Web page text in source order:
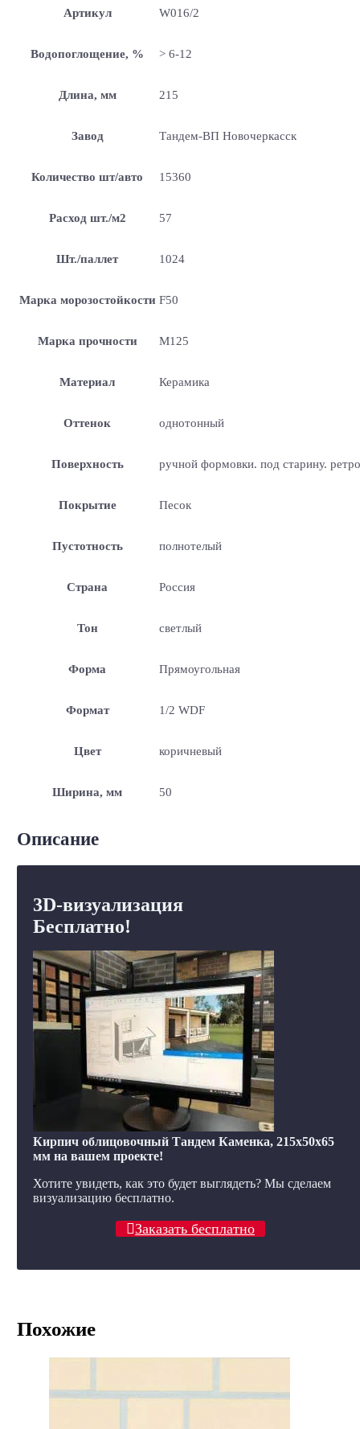
Артикул W016/2
Водопоглощение, % > 6-12
Длина, мм 215
Завод Тандем-ВП Новочеркасск
Количество шт/авто 15360
Расход шт./м2 57
Шт./паллет 1024
Марка морозостойкости F50
Марка прочности М125
Материал Керамика
Оттенок однотонный
Поверхность ручной формовки. под старину. ретро
Покрытие Песок
Пустотность полнотелый
Страна Россия
Тон светлый
Форма Прямоугольная
Формат 1/2 WDF
Цвет коричневый
Ширина, мм 50
Описание
3D-визуализация
Бесплатно!
Кирпич облицовочный Тандем Каменка, 215x50x65
мм на вашем проекте!
Хотите увидеть, как это будет выглядеть? Мы сделаем
визуализацию бесплатно.
Заказать бесплатно
Похожие